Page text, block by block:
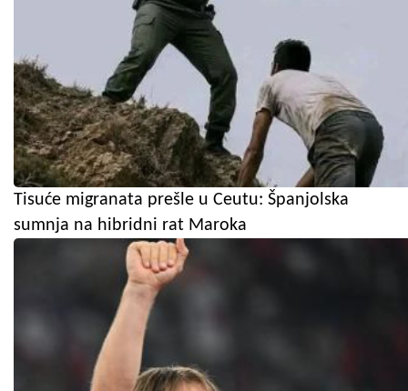
Tisuće migranata prešle u Ceutu: Španjolska
sumnja na hibridni rat Maroka